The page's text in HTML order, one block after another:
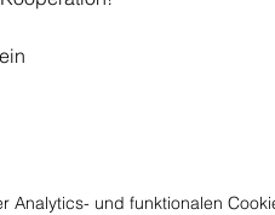
Analytics- und funktionalen